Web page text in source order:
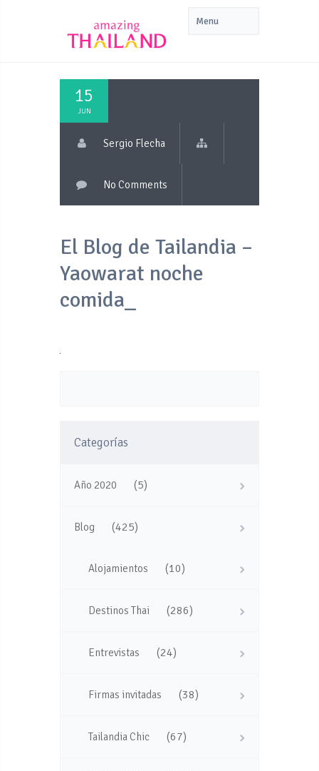
15
JUN
Sergio Flecha
No Comments
El Blog de Tailandia –
Yaowarat noche
comida_
Categorías
Año 2020 (5)
Blog (425)
Alojamientos (10)
Destinos Thai (286)
Entrevistas (24)
Firmas invitadas (38)
Tailandia Chic (67)